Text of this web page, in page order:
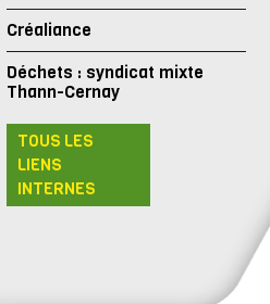
Créaliance
Déchets : syndicat mixte
Thann-Cernay
TOUS LES
LIENS
INTERNES